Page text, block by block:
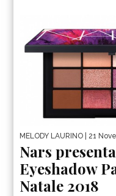
MELODY LAURINO | 21
Nars
Eyeshadow
Natale 2018